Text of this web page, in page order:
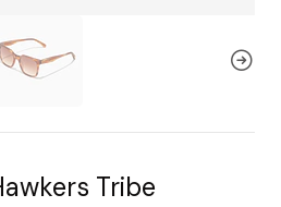
Tribe